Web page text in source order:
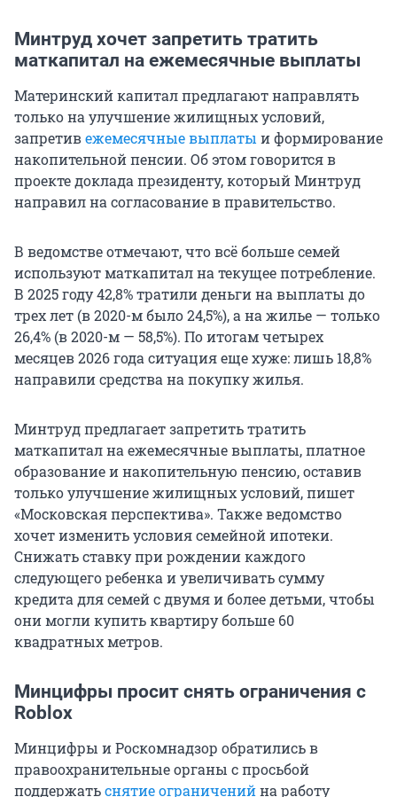
Минтруд хочет запретить тратить
маткапитал на ежемесячные выплаты
Материнский капитал предлагают направлять
только на улучшение жилищных условий,
запретивежемесячные выплаты и формирование
накопительной пенсии. Об этом говорится в
проекте доклада президенту, который Минтруд
направил на согласование в правительство.
В ведомстве отмечают, что всё больше семей
используют маткапитал на текущее потребление.
В 2025 году 42,8% тратили деньги на выплаты до
трех лет (в 2020-м было 24,5%), а на жилье — только
26,4% (в 2020-м — 58,5%). По итогам четырех
месяцев 2026 года ситуация еще хуже: лишь 18,8%
направили средства на покупку жилья.
Минтруд предлагает запретить тратить
маткапитал на ежемесячные выплаты, платное
образование и накопительную пенсию, оставив
только улучшение жилищных условий, пишет
«Московская перспектива». Также ведомство
хочет изменить условия семейной ипотеки.
Снижать ставку при рождении каждого
следующего ребенка и увеличивать сумму
кредита для семей с двумя и более детьми, чтобы
они могли купить квартиру больше 60
квадратных метров.
Минцифры просит снять ограничения с
Roblox
Минцифры и Роскомнадзор обратились в
правоохранительные органы с просьбой
поддержатьснятие ограниченийна работу